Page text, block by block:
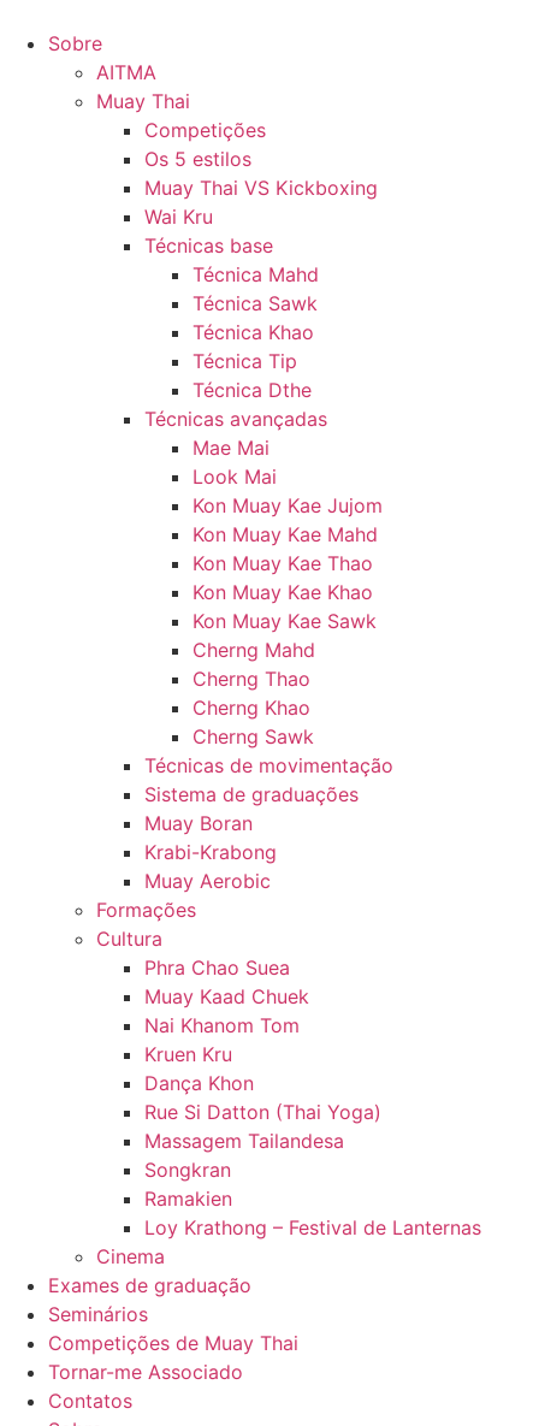
para
conteúdo
Sobre
AITMA
Muay Thai
Competições
Os 5 estilos
Muay Thai VS Kickboxing
Wai Kru
Técnicas base
Técnica Mahd
Técnica Sawk
Técnica Khao
Técnica Tip
Técnica Dthe
Técnicas avançadas
Mae Mai
Look Mai
Kon Muay Kae Jujom
Kon Muay Kae Mahd
Kon Muay Kae Thao
Kon Muay Kae Khao
Kon Muay Kae Sawk
Cherng Mahd
Cherng Thao
Cherng Khao
Cherng Sawk
Técnicas de movimentação
Sistema de graduações
Muay Boran
Krabi-Krabong
Muay Aerobic
Formações
Cultura
Phra Chao Suea
Muay Kaad Chuek
Nai Khanom Tom
Kruen Kru
Dança Khon
Rue Si Datton (Thai Yoga)
Massagem Tailandesa
Songkran
Ramakien
Loy Krathong – Festival de Lanternas
Cinema
Exames de graduação
Seminários
Competições de Muay Thai
Tornar-me Associado
Contatos